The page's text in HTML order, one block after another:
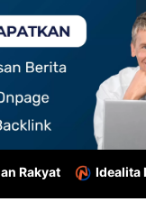
Rakyat Idealita